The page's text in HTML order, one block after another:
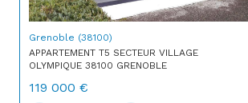
Grenoble (38100)
APPARTEMENT T5 SECTEUR VILLAGE
OLYMPIQUE 38100 GRENOBLE
119 000 €